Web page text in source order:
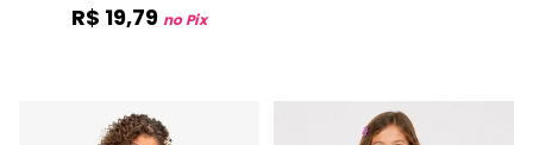
R$ 19,79 no Pix